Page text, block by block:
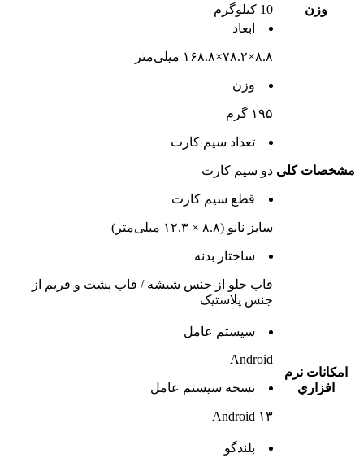
وزن
10 کیلوگرم
مشخصات کلی
ابعاد
۸.۸×۷۸.۲×۱۶۸.۸ میلی‌متر
وزن
۱۹۵ گرم
تعداد سيم کارت
دو سيم کارت
قطع سيم کارت
سایز نانو (۸.۸ × ۱۲.۳ میلی‌متر)
ساختار بدنه
قاب جلو از جنس شیشه / قاب پشت و فریم از
جنس پلاستیک
امکانات نرم
افزاري
سيستم عامل
Android
نسخه سيستم عامل
Android ۱۳
بلندگو